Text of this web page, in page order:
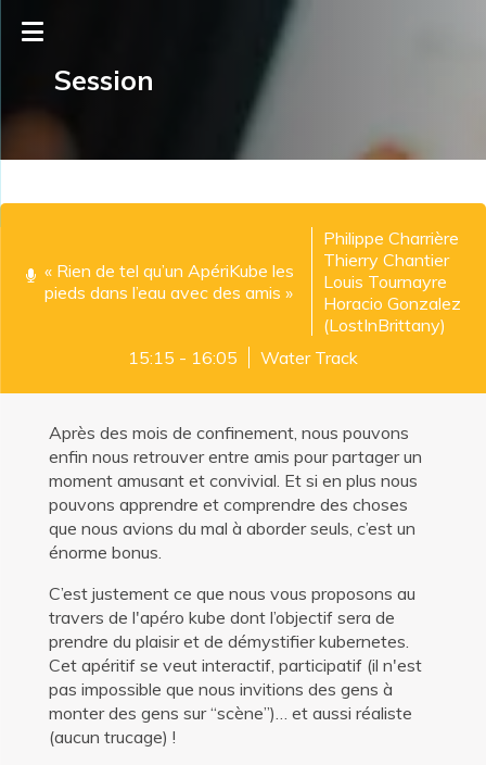
Session
« Rien de tel qu’un ApériKube les
pieds dans l’eau avec des amis »
Philippe Charrière
Thierry Chantier
Louis Tournayre
Horacio Gonzalez
(LostInBrittany)
15:15 - 16:05
Water Track
Après des mois de confinement, nous pouvons
enfin nous retrouver entre amis pour partager un
moment amusant et convivial. Et si en plus nous
pouvons apprendre et comprendre des choses
que nous avions du mal à aborder seuls, c’est un
énorme bonus.
C’est justement ce que nous vous proposons au
travers de l'apéro kube dont l’objectif sera de
prendre du plaisir et de démystifier kubernetes.
Cet apéritif se veut interactif, participatif (il n'est
pas impossible que nous invitions des gens à
monter des gens sur “scène”)… et aussi réaliste
(aucun trucage) !